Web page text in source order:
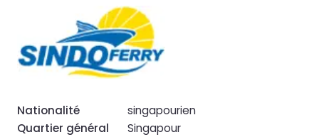
Nationalité
singapourien
Quartier général
Singapour